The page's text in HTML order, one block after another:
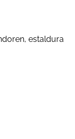
estaldura